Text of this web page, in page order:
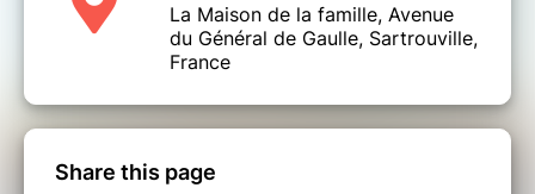
La Maison de la famille, Avenue
du Général de Gaulle, Sartrouville,
France
Share this page